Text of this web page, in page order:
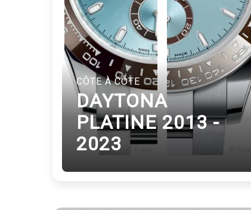
CÔTE À CÔTE
DAYTONA
PLATINE 2013 -
2023